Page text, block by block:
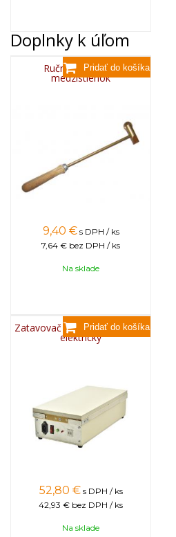
Doplnky k úľom
Ručný zatavovač
medzistienok
9,40 € s DPH / ks
7,64 € bez DPH / ks
Na sklade
Zatavovač medzistienok BEE,
elektrický
52,80 € s DPH / ks
42,93 € bez DPH / ks
Na sklade